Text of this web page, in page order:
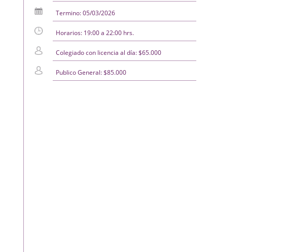
Termino: 05/03/2026
Horarios: 19:00 a 22:00 hrs.
Colegiado con licencia al día: $65.000
Publico General: $85.000